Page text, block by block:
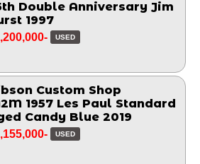
Double Anniversary Jim
1997
USED
Custom Shop
1957 Les Paul Standard
Candy Blue 2019
USED